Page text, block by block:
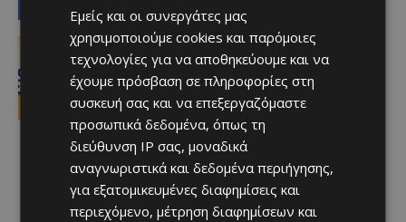
LATEST NEWS
Ειδήσεις
ΚΑΙΡΟΣ ΣΗΜΕΡΑ: Επιστρέφουν τα
40ρια – Κίτρινη προειδοποίηση το
μεσημέρι
Afentiko - 06/08/2026
Εμείς και οι συνεργάτες μας
χρησιμοποιούμε cookies και παρόμοιες
τεχνολογίες για να αποθηκεύουμε και να
έχουμε πρόσβαση σε πληροφορίες στη
συσκευή σας και να επεξεργαζόμαστε
προσωπικά δεδομένα, όπως τη
διεύθυνση IP σας, μοναδικά
αναγνωριστικά και δεδομένα περιήγησης,
για εξατομικευμένες διαφημίσεις και
περιεχόμενο, μέτρηση διαφημίσεων και